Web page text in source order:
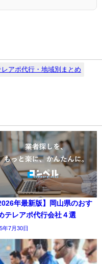
レアポ代行・地域別まとめ
年最新版】岡山県のおす
テレアポ代行会社４選
年7月30日